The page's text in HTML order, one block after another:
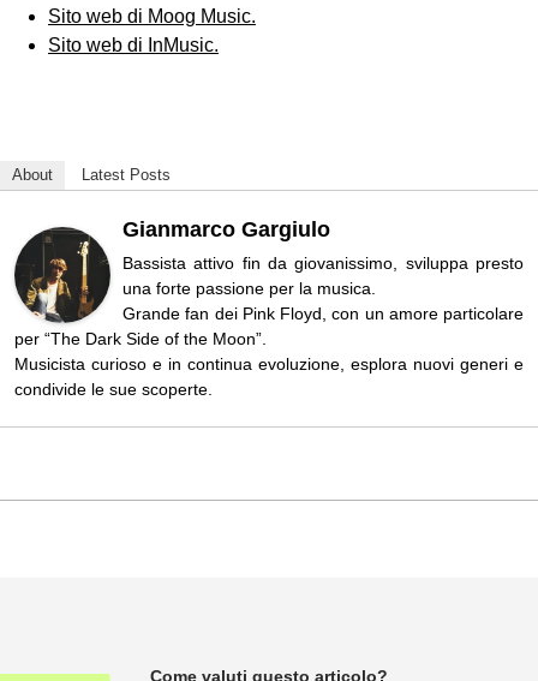
Sito web di Moog Music.
Sito web di InMusic.
About Latest Posts
Gianmarco Gargiulo
Bassista attivo fin da giovanissimo, sviluppa presto
una forte passione per la musica.
Grande fan dei Pink Floyd, con un amore particolare
per “The Dark Side of the Moon”.
Musicista curioso e in continua evoluzione, esplora nuovi generi e
condivide le sue scoperte.
Come valuti questo articolo?